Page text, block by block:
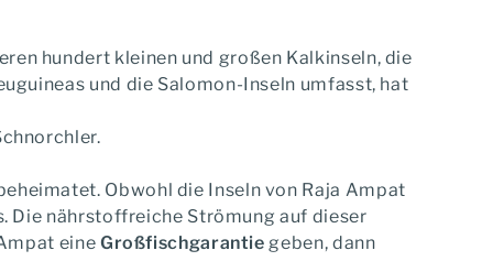
hundert kleinen und großen Kalkinseln, die
und die Salomon-Inseln umfasst, hat
Obwohl die Inseln von Raja Ampat
Die nährstoffreiche Strömung auf dieser
eine Großfischgarantie geben, dann